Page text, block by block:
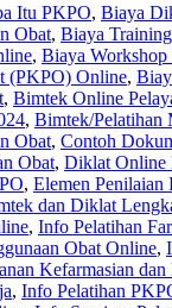
Itu PKPO, Biaya
Obat, Biaya
, Biaya Workshop
(PKPO) Online,
, Bimtek Online
, Bimtek/Pelatihan
Obat, Contoh
Obat, Diklat Online
, Elemen Penilaian
dan Diklat
, Info Pelatihan
Obat Online,
Kefarmasian
, Info Pelatihan